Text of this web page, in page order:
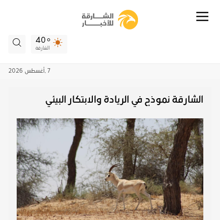
40
الشارقة
7 , أغسطس 2026
الشارقة نموذج في الريادة والابتكار البيئي